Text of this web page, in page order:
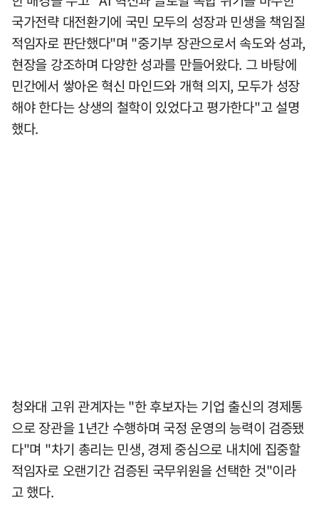
국가전략 대전환기에 국민 모두의 성장과 민생을 책임질
적임자로 판단했다"며 "중기부 장관으로서 속도와 성과,
현장을 강조하며 다양한 성과를 만들어왔다. 그 바탕에
민간에서 쌓아온 혁신 마인드와 개혁 의지, 모두가 성장
해야 한다는 상생의 철학이 있었다고 평가한다"고 설명
했다.
청와대 고위 관계자는 "한 후보자는 기업 출신의 경제통
으로 장관을 1년간 수행하며 국정 운영의 능력이 검증됐
다"며 "차기 총리는 민생, 경제 중심으로 내치에 집중할
적임자로 오랜기간 검증된 국무위원을 선택한 것"이라
고 했다.